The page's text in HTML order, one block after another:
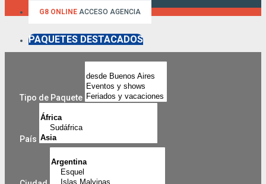
G8 ONLINE ACCESO AGENCIA
PAQUETES DESTACADOS
Tipo de Paquete
País